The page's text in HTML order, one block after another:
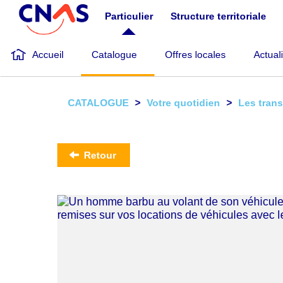
Aller
contenu
principal
Particulier Structure territoriale
Accueil Catalogue Offres locales
CATALOGUE Votre quotidien Les
Retour